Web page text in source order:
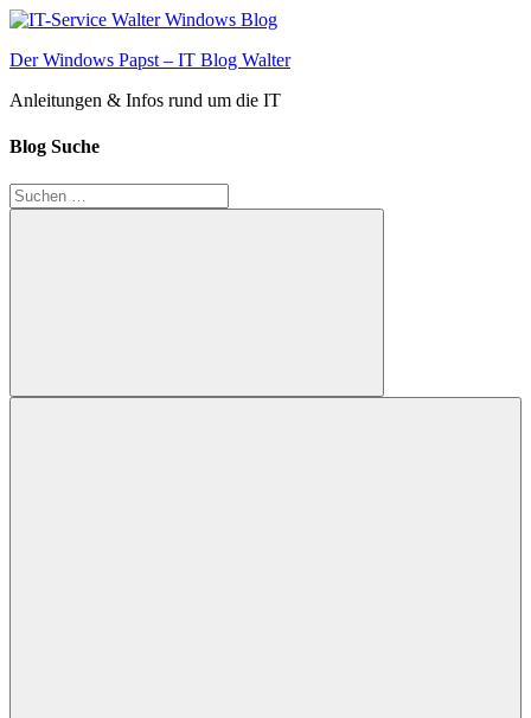
Zum
springen
Der Windows Papst – IT Blog Walter
Anleitungen & Infos rund um die IT
Blog Suche
Suchen
nach:
Suchen